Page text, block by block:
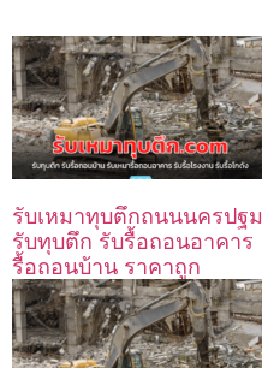
รับเหมาทุบตึกถนนนครปฐม
รับทุบตึก รับรื้อถอนอาคาร
รื้อถอนบ้าน ราคาถูก